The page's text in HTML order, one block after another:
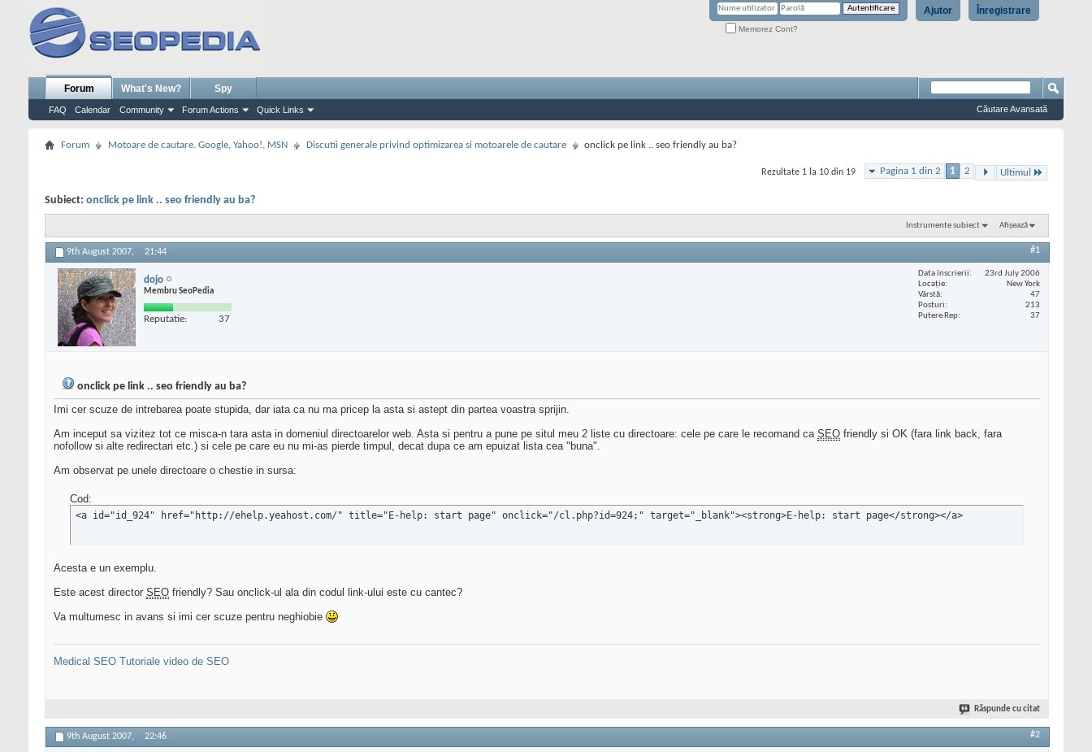
Înregistrare
Ajutor
Memorez Cont?
Forum
FAQ Calendar Community Forum Actions Quick Links
What's New? Spy
Căutare Avansată
Forum Motoare de cautare. Google, Yahoo!, MSN Discutii generale privind optimizarea si motoarele de cautare onclick pe link .. seo friendly au ba?
Pagina 1 din 2 1 2 Ultimul
Rezultate 1 la 10 din 19
Subiect: onclick pe link .. seo friendly au ba?
Instrumente subiect Afișează
9th August 2007, 21:44 #1
dojo
Membru SeoPedia
Reputatie: 37
Data înscrierii
23rd July 2006
Locaţie
New York
Vârstă
47
Posturi
213
Putere Rep
37
onclick pe link .. seo friendly au ba?
Imi cer scuze de intrebarea poate stupida, dar iata ca nu ma pricep la asta si astept din partea voastra sprijin.
Am inceput sa vizitez tot ce misca-n tara asta in domeniul directoarelor web. Asta si pentru a pune pe situl meu 2 liste cu directoare: cele pe care le recomand ca SEO friendly si OK (fara link back, fara
nofollow si alte redirectari etc.) si cele pe care eu nu mi-as pierde timpul, decat dupa ce am epuizat lista cea "buna".
Am observat pe unele directoare o chestie in sursa:
Cod:
<a id="id_924" href="http://ehelp.yeahost.com/" title="E-help: start page" onclick="/cl.php?id=924;" target="_blank"><strong>E-help: start page</strong></a>
Acesta e un exemplu.
Este acest director SEO friendly? Sau onclick-ul ala din codul link-ului este cu cantec?
Va multumesc in avans si imi cer scuze pentru neghiobie
Medical SEO Tutoriale video de SEO
Răspunde cu citat
9th August 2007, 22:46 #2